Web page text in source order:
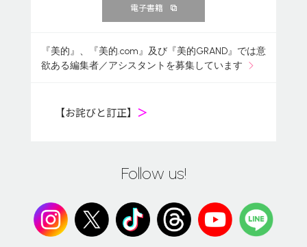
電子書籍
『美的』、『美的.com』及び『美的GRAND』では意
欲ある編集者／アシスタントを募集しています
【お詫びと訂正】 ＞
Follow us!